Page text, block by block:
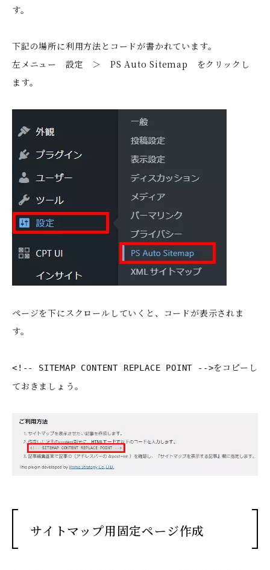
す。
下記の場所に利用方法とコードが書かれています。
左メニュー 設定 ＞ PS Auto Sitemap をクリックし
ます。
ページを下にスクロールしていくと、コードが表示されま
す。
<!-- SITEMAP CONTENT REPLACE POINT -->をコピーし
ておきましょう。
サイトマップ用固定ページ作成